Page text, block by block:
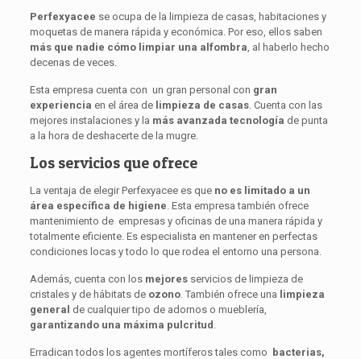
Perfexyacee se ocupa de la limpieza de casas, habitaciones y
moquetas de manera rápida y económica. Por eso, ellos saben
más que nadie cómo limpiar una alfombra , al haberlo hecho
decenas de veces.
Esta empresa cuenta con un gran personal con gran
experiencia en el área de limpieza de casas. Cuenta con las
mejores instalaciones y la más avanzada tecnología de punta
a la hora de deshacerte de la mugre.
Los servicios que ofrece
La ventaja de elegir Perfexyacee es que no es limitado a un
área específica de higiene . Esta empresa también ofrece
mantenimiento de empresas y oficinas de una manera rápida y
totalmente eficiente. Es especialista en mantener en perfectas
condiciones locas y todo lo que rodea el entorno una persona.
Además, cuenta con los mejoresservicios de limpieza de
cristales y de hábitats de ozono. También ofrece una limpieza
general de cualquier tipo de adornos o mueblería,
garantizando una máxima pulcritud
Erradican todos los agentes mortíferos tales como bacterias,